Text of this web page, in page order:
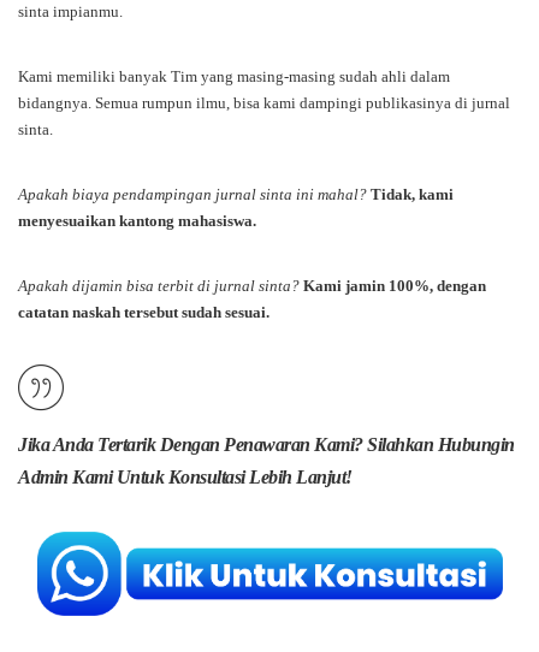
sinta impianmu.
Kami memiliki banyak Tim yang masing-masing sudah ahli dalam
bidangnya. Semua rumpun ilmu, bisa kami dampingi publikasinya di jurnal
sinta.
Apakah biaya pendampingan jurnal sinta ini mahal? Tidak, kami
menyesuaikan kantong mahasiswa.
Apakah dijamin bisa terbit di jurnal sinta? Kami jamin 100%, dengan
catatan naskah tersebut sudah sesuai.
Jika Anda Tertarik Dengan Penawaran Kami? Silahkan Hubungin
Admin Kami Untuk Konsultasi Lebih Lanjut!